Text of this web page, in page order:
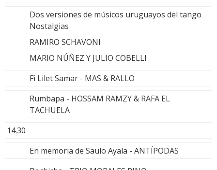
Dos versiones de músicos uruguayos del tango
Nostalgias
RAMIRO SCHAVONI
MARIO NÚÑEZ Y JULIO COBELLI
Fi Lilet Samar - MAS & RALLO
Rumbapa - HOSSAM RAMZY & RAFA EL
TACHUELA
14.30
En memoria de Saulo Ayala - ANTÍPODAS